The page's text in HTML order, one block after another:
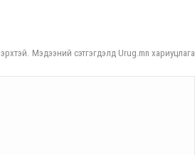
Мэдээний сэтгэгдэлд Urug.mn хариуцлага